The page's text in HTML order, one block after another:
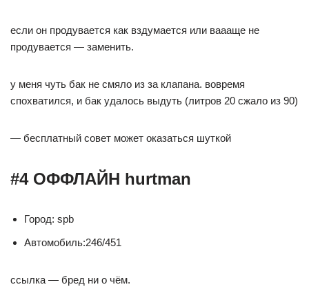
если он продувается как вздумается или ваааще не
продувается — заменить.
у меня чуть бак не смяло из за клапана. вовремя
спохватился, и бак удалось выдуть (литров 20 сжало из 90)
— бесплатный совет может оказаться шуткой
#4 ОФФЛАЙН hurtman
Город: spb
Автомобиль:246/451
ссылка — бред ни о чём.